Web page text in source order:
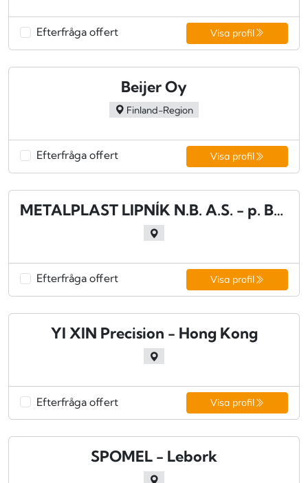
Efterfråga offert Visa profil
Beijer Oy
Finland-Region
Efterfråga offert Visa profil
METALPLAST LIPNÍK N.B. A.S. - p. BRIDLICNÁ
Efterfråga offert Visa profil
YI XIN Precision - Hong Kong
Efterfråga offert Visa profil
SPOMEL - Lebork